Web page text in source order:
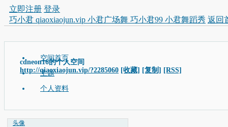
立即注册 登录
巧小君 qiaoxiaojun.vip 小君广场舞 巧小君99 小君舞蹈秀 返回
cdneon16的个人空间
http://qiaoxiaojun.vip/?2285060 [收藏] [复制] [RSS]
空间首页
主题
个人资料
头像